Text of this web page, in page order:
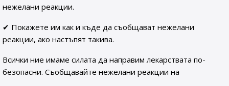
нежелани реакции.
✔ Покажете им как и къде да съобщават нежелани
реакции, ако настъпят такива.
Всички ние имаме силата да направим лекарствата по-
безопасни. Съобщавайте нежелани реакции на